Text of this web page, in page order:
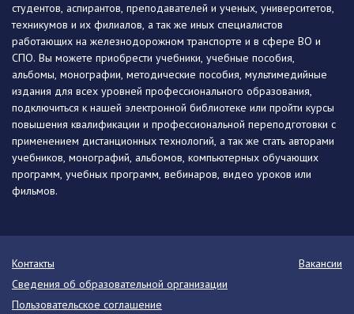
студентов, аспирантов, преподавателей и ученых, университетов,
техникумов и их филиалов, а так же иных специалистов
работающих на железнодорожном транспорте и в сфере ВО и
СПО. Вы можете приобрести учебники, учебные пособия,
альбомы, монографии, методические пособия, мультимедийные
издания для всех уровней профессионального образования,
подключиться к нашей электронной библиотеке или пройти курсы
повышения квалификации и профессиональной переподготовки с
применением дистанционных технологий, а так же стать авторами
учебников, монографий, альбомов, компьютерных обучающих
программ, учебных программ, вебинаров, видео уроков или
фильмов.
Контакты
Вакансии
Сведения об образовательной организации
Пользовательское соглашение